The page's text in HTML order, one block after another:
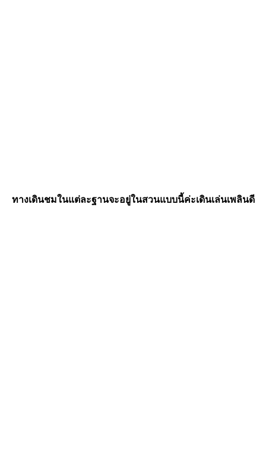
ทางเดินชมในแต่ละฐานจะอยู่ในสวนแบบนี้ค่ะเดินเล่นเพลินดี